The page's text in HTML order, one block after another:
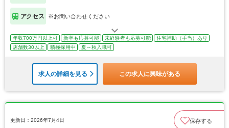
アクセス ※お問い合わせください
年収700万円以上可 新卒も応募可能 未経験者も応募可能
住宅補助（手当）あり
店舗数30以上
積極採用中 夏～秋入職可
求人の詳細を見る この求人に興味がある
更新日：2026年7月4日 保存する